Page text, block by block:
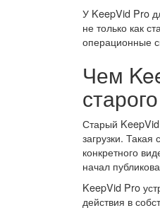
У KeepVid Pro
не только как
операционные
Чем
Старый KeepVid
загрузки.
конкретного
начал
KeepVid Pro
действия в